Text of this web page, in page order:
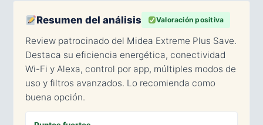
Resumen del análisis Valoración positiva
Review patrocinado del Midea Extreme Plus Save.
Destaca su eficiencia energética, conectividad
Wi-Fi y Alexa, control por app, múltiples modos de
uso y filtros avanzados. Lo recomienda como
buena opción.